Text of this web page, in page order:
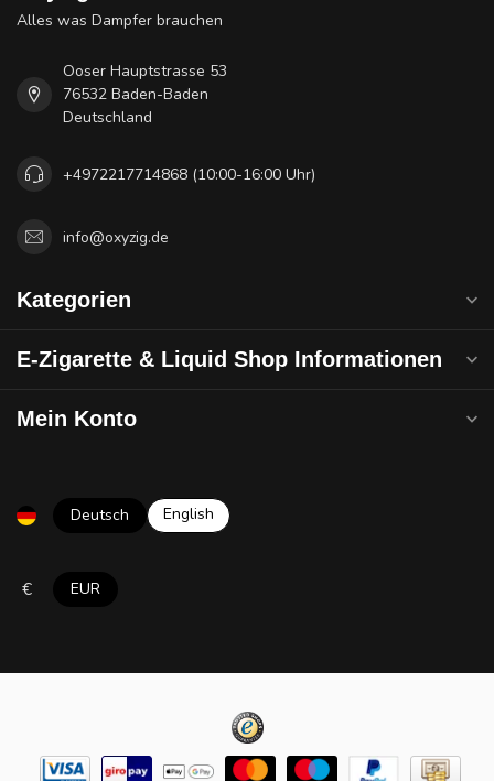
Alles was Dampfer brauchen
Ooser Hauptstrasse 53
76532 Baden-Baden
Deutschland
+4972217714868 (10:00-16:00 Uhr)
info@oxyzig.de
Kategorien
E-Zigarette & Liquid Shop Informationen
Mein Konto
Deutsch English
€ EUR